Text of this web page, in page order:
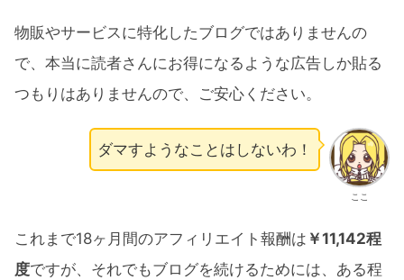
物販やサービスに特化したブログではありませんの
で、本当に読者さんにお得になるような広告しか貼る
つもりはありませんので、ご安心ください。
ここ
ダマすようなことはしないわ！
これまで18ヶ月間のアフィリエイト報酬は ￥11,142程
度ですが、それでもブログを続けるためには、ある程